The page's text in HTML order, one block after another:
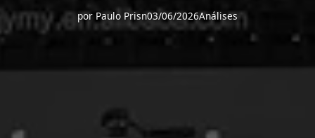
por Paulo Prisn03/06/2026Análises